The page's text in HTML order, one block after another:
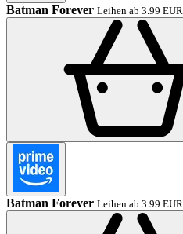
Batman Forever Leihen ab 3.99 EUR
Batman Forever Leihen ab 3.99 EUR